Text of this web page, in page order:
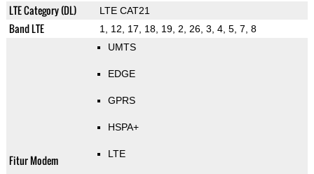
LTE Category (DL) LTE CAT21
Band LTE 1, 12, 17, 18, 19, 2, 26, 3, 4, 5, 7, 8
Fitur Modem
UMTS
EDGE
GPRS
HSPA+
LTE